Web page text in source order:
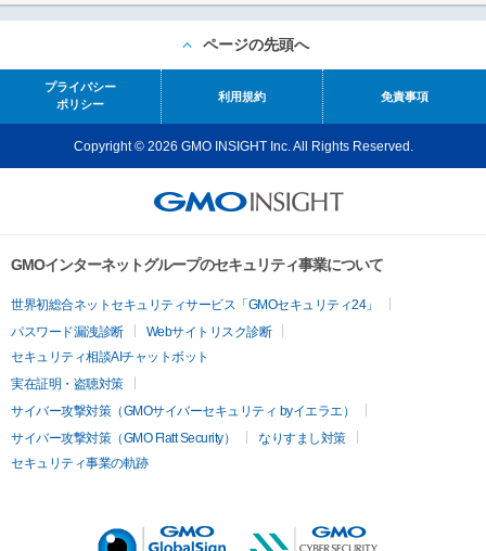
ページの先頭へ
プライバシー
ポリシー
利用規約 免責事項
Copyright © 2026 GMO INSIGHT Inc. All Rights Reserved.
GMOインターネットグループのセキュリティ事業について
世界初総合ネットセキュリティサービス「GMOセキュリティ24」
パスワード漏洩診断
Webサイトリスク診断
セキュリティ相談AIチャットボット
実在証明・盗聴対策
サイバー攻撃対策（GMOサイバーセキュリティ byイエラエ）
サイバー攻撃対策（GMO Flatt Security）
なりすまし対策
セキュリティ事業の軌跡